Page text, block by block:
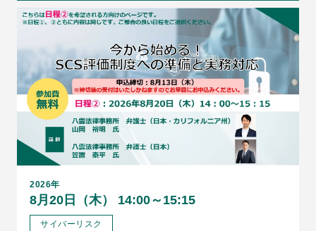
2026年
8月20日（木） 14:00～15:15
サイバーリスク